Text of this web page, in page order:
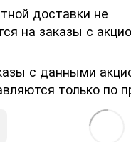
доставки не
на заказы с
с данными
только по